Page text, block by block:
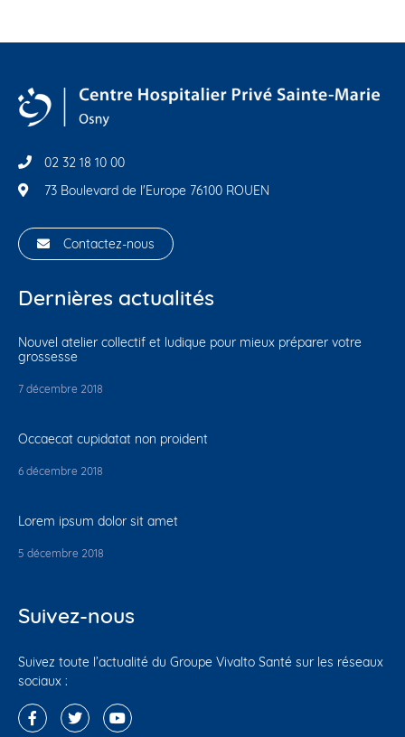
02 32 18 10 00
73 Boulevard de l'Europe 76100 ROUEN
Contactez-nous
Dernières actualités
Nouvel atelier collectif et ludique pour mieux préparer votre
grossesse
7 décembre 2018
Occaecat cupidatat non proident
6 décembre 2018
Lorem ipsum dolor sit amet
5 décembre 2018
Suivez-nous
Suivez toute l’actualité du Groupe Vivalto Santé sur les réseaux
sociaux :